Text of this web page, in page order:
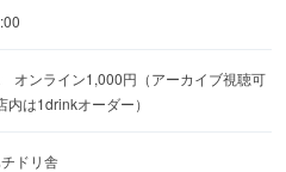
オンライン1,000円（アーカイブ視聴可
は1drinkオーダー）
ドリ舎